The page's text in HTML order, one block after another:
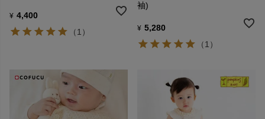
¥ 4,400
（1）
袖)
¥ 5,280
（1）